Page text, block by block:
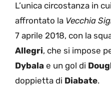
L’unica circostanza in
affrontato la Vecchia
7 aprile 2018, con la
Allegri, che si impose
Dybala e un gol di
doppietta di Diabate.